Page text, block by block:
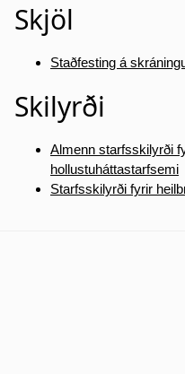
Skjöl
Staðfesting á
Skilyrði
Almenn starfsskilyrði
hollustuháttastarfsemi
Starfsskilyrði fyrir